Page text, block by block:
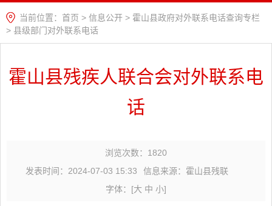
当前位置： 首页 > 信息公开 > 霍山县政府对外联系电话查询专栏
> 县级部门对外联系电话
霍山县残疾人联合会对外联系电
话
浏览次数： 1820
发表时间：2024-07-03 15:33
信息来源：霍山县残联
字体： [大 中 小]